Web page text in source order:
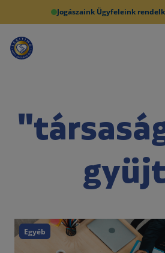
Jogászaink Ügyfeleink
Egyéb